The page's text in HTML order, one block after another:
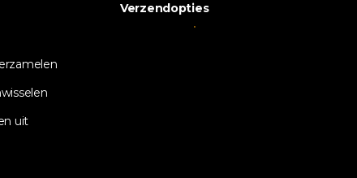
uit
Verzendopties